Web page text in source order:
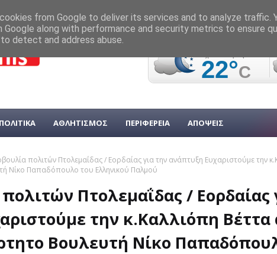
ΠΟΛΙΤΙΚΑ ΑΘΛΗΤΙΣΜΟΣ ΠΕΡΙΦΕΡΕΙΑ ΑΠΟΨΕΙΣ
πολιτών Πτολεμαΐδας / Εορδαίας για την ανάπτυξη Ευχαριστούμε την
Νίκο Παπαδόπουλο του Ελληνικού Παλμού
Πτολεμαΐδας / Εορδαίας
την κ.Καλλιόπη
Βουλευτή Νίκο
from Google to deliver its services and to analyze traffic.
Google along with performance and security metrics to ensure
detect and address abuse.